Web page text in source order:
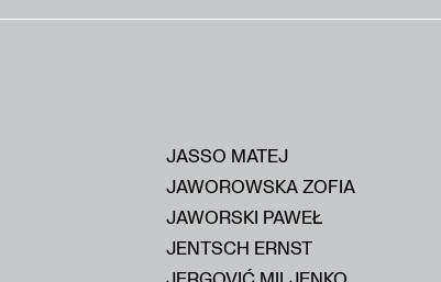
JASSO MATEJ
JAWOROWSKA ZOFIA
JAWORSKI PAWEŁ
JENTSCH ERNST